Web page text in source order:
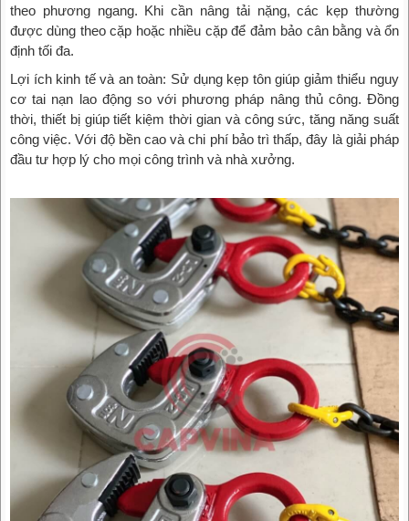
theo phương ngang. Khi cần nâng tải nặng, các kẹp thường
được dùng theo cặp hoặc nhiều cặp để đảm bảo cân bằng và ổn
định tối đa.
Lợi ích kinh tế và an toàn: Sử dụng kẹp tôn giúp giảm thiểu nguy
cơ tai nạn lao động so với phương pháp nâng thủ công. Đồng
thời, thiết bị giúp tiết kiệm thời gian và công sức, tăng năng suất
công việc. Với độ bền cao và chi phí bảo trì thấp, đây là giải pháp
đầu tư hợp lý cho mọi công trình và nhà xưởng.